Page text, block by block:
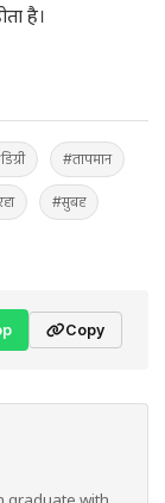
है।
#तापमान
#सुबह
Copy